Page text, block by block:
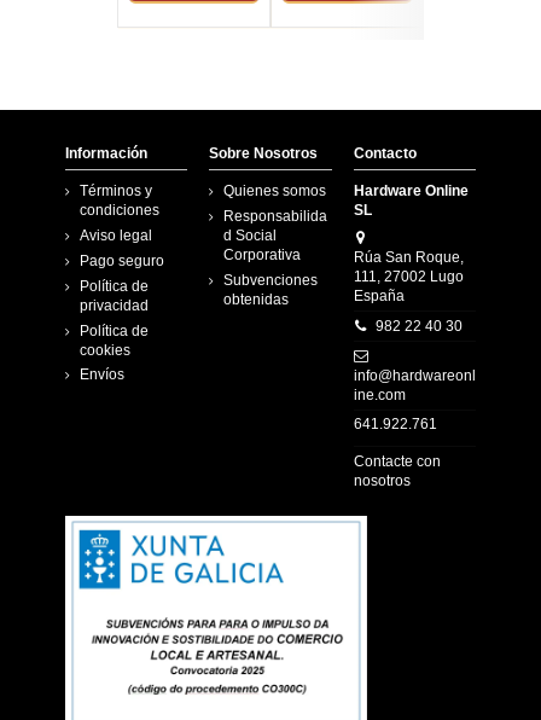
Información
Términos y
condiciones
Aviso legal
Pago seguro
Política de
privacidad
Política de
cookies
Envíos
Sobre Nosotros
Quienes somos
Responsabilida
d Social
Corporativa
Subvenciones
obtenidas
Contacto
Hardware Online
SL
Rúa San Roque,
111, 27002 Lugo
España
982 22 40 30
info@hardwareonl
ine.com
641.922.761
Contacte con
nosotros